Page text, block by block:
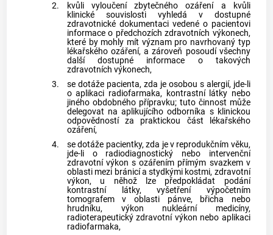
2.
kvůli vyloučení zbytečného ozáření a kvůli
klinické souvislosti vyhledá v dostupné
zdravotnické dokumentaci vedené o pacientovi
informace o předchozích zdravotních výkonech,
které by mohly mít význam pro navrhovaný typ
lékařského ozáření, a zároveň posoudí všechny
další dostupné informace o takových
zdravotních výkonech,
3.
se dotáže pacienta, zda je osobou s alergií, jde-li
o aplikaci radiofarmaka, kontrastní látky nebo
jiného obdobného přípravku; tuto činnost může
delegovat naaplikujícího odborníka s klinickou
odpovědnostíza praktickou část
lékařského
ozáření,
4.
se dotáže pacientky, zda je v reprodukčním věku,
jde-li o radiodiagnostický nebo intervenční
zdravotní výkon s ozářením přímým svazkem v
oblasti mezi bránicí a stydkými kostmi, zdravotní
výkon, u něhož lze předpokládat podání
kontrastní látky, vyšetření výpočetním
tomografem v oblasti pánve, břicha nebo
hrudníku, výkon nukleární medicíny,
radioterapeutický zdravotní výkon nebo aplikaci
radiofarmaka,